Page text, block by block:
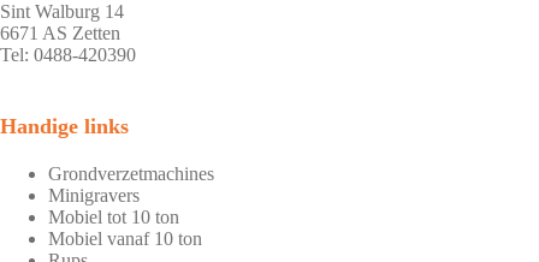
Sint Walburg 14
6671 AS Zetten
Tel: 0488-420390
Handige links
Grondverzetmachines
Minigravers
Mobiel tot 10 ton
Mobiel vanaf 10 ton